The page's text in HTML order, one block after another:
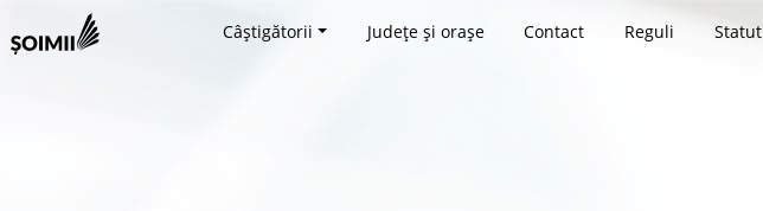
Câștigătorii Județe și orașe Contact Reguli Statut